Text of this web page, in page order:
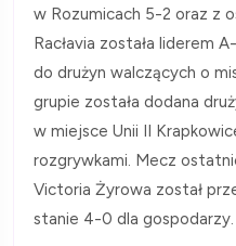
w Rozumicach 5-2 oraz z
Racłavia została liderem
do drużyn walczących o
grupie została dodana
w miejsce Unii II
rozgrywkami. Mecz
Victoria Żyrowa został
stanie 4-0 dla gospodarzy.